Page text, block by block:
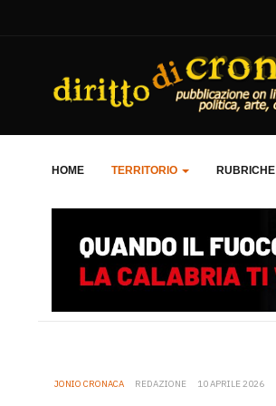
HOME TERRITORIO RUBRICHE
JONIO CRONACA REDAZIONE 10 APRILE 2026